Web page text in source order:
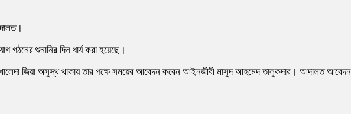
শুনানির দিন ধার্য করা হয়েছে।
খালেদা জিয়া অসুস্থ থাকায় তার পক্ষে সময়ের আবেদন করেন আইনজীবী মাসুদ আহমেদ তালুকদার। আদালত আবেদন